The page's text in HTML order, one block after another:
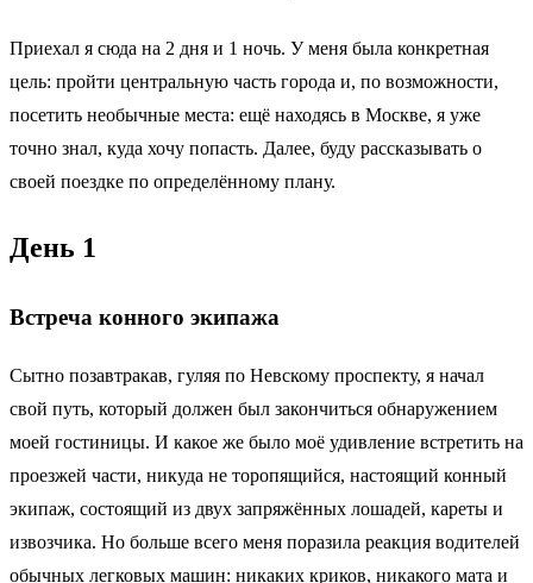
Приехал я сюда на 2 дня и 1 ночь. У меня была конкретная
цель: пройти центральную часть города и, по возможности,
посетить необычные места: ещё находясь в Москве, я уже
точно знал, куда хочу попасть. Далее, буду рассказывать о
своей поездке по определённому плану.
День 1
Встреча конного экипажа
Сытно позавтракав, гуляя по Невскому проспекту, я начал
свой путь, который должен был закончиться обнаружением
моей гостиницы. И какое же было моё удивление встретить на
проезжей части, никуда не торопящийся, настоящий конный
экипаж, состоящий из двух запряжённых лошадей, кареты и
извозчика. Но больше всего меня поразила реакция водителей
обычных легковых машин: никаких криков, никакого мата и